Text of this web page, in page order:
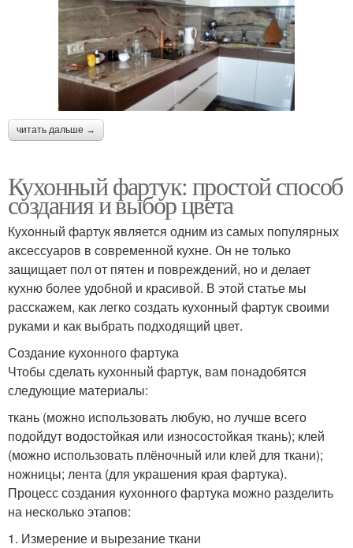
читать дальше →
Кухонный фартук: простой способ
создания и выбор цвета
Кухонный фартук является одним из самых популярных
аксессуаров в современной кухне. Он не только
защищает пол от пятен и повреждений, но и делает
кухню более удобной и красивой. В этой статье мы
расскажем, как легко создать кухонный фартук своими
руками и как выбрать подходящий цвет.
Создание кухонного фартука
Чтобы сделать кухонный фартук, вам понадобятся
следующие материалы:
ткань (можно использовать любую, но лучше всего
подойдут водостойкая или износостойкая ткань); клей
(можно использовать плёночный или клей для ткани);
ножницы; лента (для украшения края фартука).
Процесс создания кухонного фартука можно разделить
на несколько этапов:
1. Измерение и вырезание ткани